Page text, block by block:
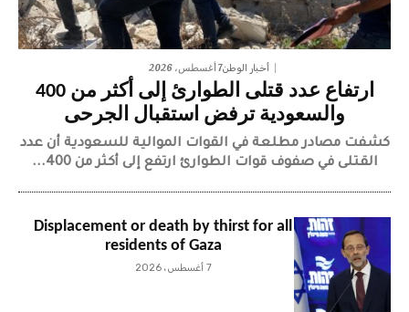
أخبار الوطن7 أغسطس، 2026
ارتفاع عدد قتلى الطوارئ إلى أكثر من 400
والسعودية ترفض استقبال الجرحى
كشفت مصادر مطلعة في القوات الموالية للسعودية أن عدد
القتلى في صفوف قوات الطوارئ ارتفع إلى أكثر من 400...
Displacement or death by thirst for all
residents of Gaza
7 أغسطس، 2026